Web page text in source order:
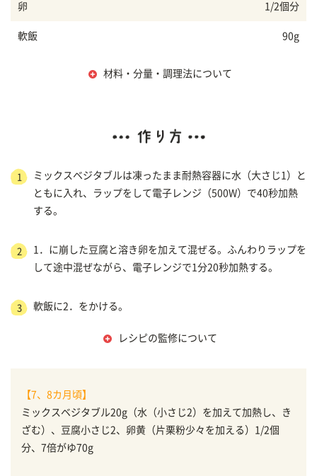
卵 1/2個分
軟飯 90g
材料・分量・調理法について
1
ミックスベジタブルは凍ったまま耐熱容器に水（大さじ1）と
ともに入れ、ラップをして電子レンジ（500W）で40秒加熱
する。
2
1．に崩した豆腐と溶き卵を加えて混ぜる。ふんわりラップを
して途中混ぜながら、電子レンジで1分20秒加熱する。
3 軟飯に2．をかける。
レシピの監修について
【7、8カ月頃】
ミックスベジタブル20g（水（小さじ2）を加えて加熱し、き
ざむ）、豆腐小さじ2、卵黄（片栗粉少々を加える）1/2個
分、7倍がゆ70g